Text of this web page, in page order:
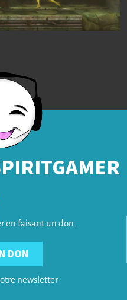
en faisant un don.
DON
newsletter